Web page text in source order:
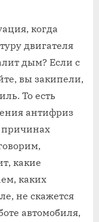
когда
двигателя
дым? Если с
вы закипели,
То есть
антифриз
причинах
какие
каких
не скажется
автомобиля,